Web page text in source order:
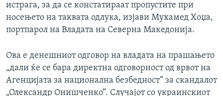
истрага, за да се констатираат пропустите при
носењето на таквата одлука, изјави Мухамед Хоџа,
портпарол на Владата на Северна Македонија.
Ова е денешниот одговор на владата на прашањето
„дали ќе се бара директна одговорност од врвот на
Агенцијата за национална безбедност“ за скандалот
„Олександр Онишченко“. Случајот со украинскиот